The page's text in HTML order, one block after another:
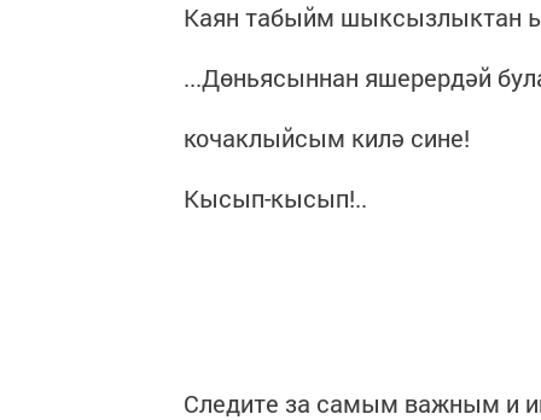
Каян табыйм шыксызлыктан
...Дөньясыннан яшерердәй
кочаклыйсым килә сине!
Кысып-кысып!..
Следите за самым важным и